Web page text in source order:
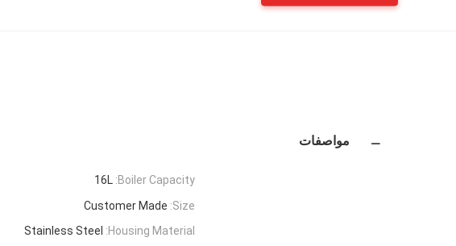
مواصفات
Boiler Capacity:
16L
Size:
Customer Made
Housing Material:
Stainless Steel